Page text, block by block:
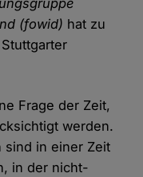
(fowid) hat zu
Frage der Zeit,
werden.
sind in einer Zeit
in der nicht-